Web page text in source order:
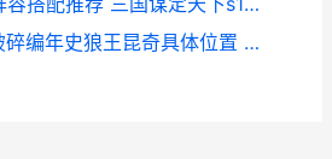
地下城堡4骑士与破碎编年史狼王昆奇具体位置 地下城堡4图攻略